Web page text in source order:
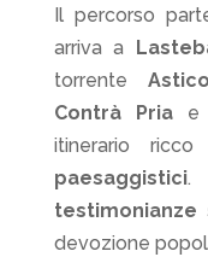
Il percorso
arriva a
torrenteAstico
Contrà Priae
itinerario
paesaggistici.
testimonianze
devozione